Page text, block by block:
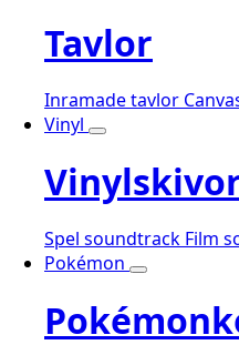
Tavlor
Inramade tavlor
Vinyl
Spel soundtrack Film
Pokémon